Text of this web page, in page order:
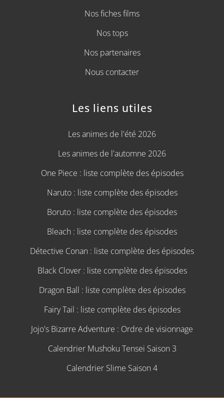
Nos fiches films
Nos tops
Nos partenaires
Nous contacter
Les liens utiles
Les animes de l'été 2026
Les animes de l'automne 2026
One Piece : liste complète des épisodes
Naruto : liste complète des épisodes
Boruto : liste complète des épisodes
Bleach : liste complète des épisodes
Détective Conan : liste complète des épisodes
Black Clover : liste complète des épisodes
Dragon Ball : liste complète des épisodes
Fairy Tail : liste complète des épisodes
Jojo's Bizarre Adventure : Ordre de visionnage
Calendrier Mushoku Tensei Saison 3
Calendrier Slime Saison 4